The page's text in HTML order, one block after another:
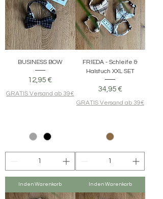
BUSINESS BOW
Preis
12,95 €
GRATIS Versand ab 39€
In den Warenkorb
FRIEDA - Schleife &
Halstuch XXL SET
Preis
34,95 €
GRATIS Versand ab 39€
In den Warenkorb